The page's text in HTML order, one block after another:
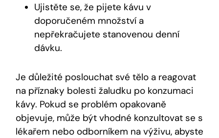
Ujistěte se, že pijete kávu v
doporučeném množství a
nepřekračujete stanovenou denní
dávku.
Je důležité poslouchat své tělo a reagovat
na příznaky bolesti žaludku po konzumaci
kávy. Pokud se problém opakovaně
objevuje, může být vhodné konzultovat se s
lékařem nebo odborníkem na výživu, abyste